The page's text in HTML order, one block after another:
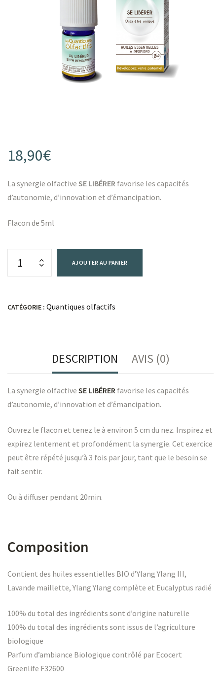
18,90€
La synergie olfactive SE LIBÉRER favorise les capacités
d’autonomie, d’innovation et d’émancipation.
Flacon de 5ml
AJOUTER AU PANIER
CATÉGORIE : Quantiques olfactifs
DESCRIPTION AVIS (0)
La synergie olfactive SE LIBÉRER favorise les capacités
d’autonomie, d’innovation et d’émancipation.
Ouvrez le flacon et tenez le à environ 5 cm du nez. Inspirez et
expirez lentement et profondément la synergie. Cet exercice
peut être répété jusqu’à 3 fois par jour, tant que le besoin se
fait sentir.
Ou à diffuser pendant 20min.
Composition
Contient des huiles essentielles BIO d’Ylang Ylang III,
Lavande maillette, Ylang Ylang complète et Eucalyptus radié
100% du total des ingrédients sont d’origine naturelle
100% du total des ingrédients sont issus de l’agriculture
biologique
Parfum d’ambiance Biologique contrôlé par Ecocert
Greenlife F32600